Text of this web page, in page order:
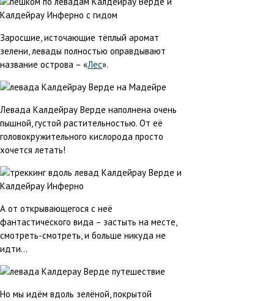
Заросшие, источающие тёплый аромат
зелени, левады полностью оправдывают
название острова – «Лес».
Левада Калдейрау Верде наполнена очень
пышной, густой растительностью. От её
головокружительного кислорода просто
хочется летать!
А от открывающегося с неё
фантастического вида – застыть на месте,
смотреть-смотреть, и больше никуда не
идти…
Но мы идём вдоль зелёной, покрытой